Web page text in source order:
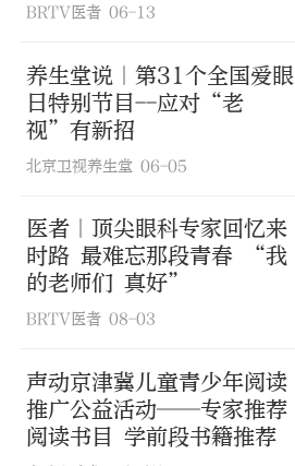
BRTV医者 06-13
养生堂说｜第31个全国爱眼
日特别节目--应对“老
视”有新招
北京卫视养生堂 06-05
医者｜顶尖眼科专家回忆来
时路 最难忘那段青春 “我
的老师们 真好”
BRTV医者 08-03
声动京津冀儿童青少年阅读
推广公益活动——专家推荐
阅读书目 学前段书籍推荐